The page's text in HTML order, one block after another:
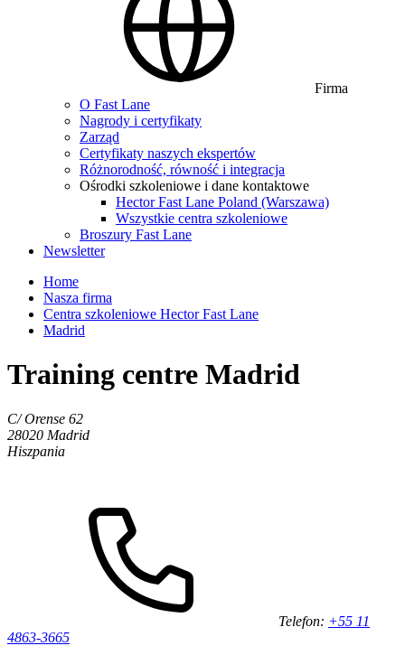
Firma
O Fast Lane
Nagrody i certyfikaty
Zarząd
Certyfikaty naszych ekspertów
Różnorodność, równość i integracja
Ośrodki szkoleniowe i dane kontaktowe
Hector Fast Lane Poland (Warszawa)
Wszystkie centra szkoleniowe
Broszury Fast Lane
Newsletter
Home
Nasza firma
Centra szkoleniowe Hector Fast Lane
Madrid
Training centre Madrid
C/ Orense 62
28020 Madrid
Hiszpania
Telefon: +55 11
4863-3665